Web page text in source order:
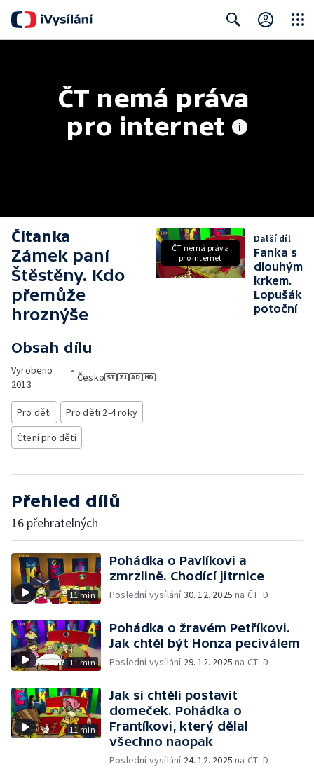
ČT nemá práva
pro internet
Čítanka
Zámek paní
Štěstěny. Kdo
přemůže
hroznýše
Obsah dílu
Vyrobeno
2013
•
Česko
Pro děti
Pro děti 2-4 roky
Čtení pro děti
ČT nemá práva
pro internet
Další díl
Fanka s
dlouhým
krkem.
Lopušák
potoční
Přehled dílů
16 přehratelných
11 min
Pohádka o Pavlíkovi a
zmrzlině. Chodící jitrnice
Poslední vysílání30. 12. 2025 na ČT :D
11 min
Pohádka o žravém Petříkovi.
Jak chtěl být Honza peciválem
Poslední vysílání 29. 12. 2025 na ČT :D
11 min
Jak si chtěli postavit
domeček. Pohádka o
Frantíkovi, který dělal
všechno naopak
Poslední vysílání 24. 12. 2025 na ČT :D